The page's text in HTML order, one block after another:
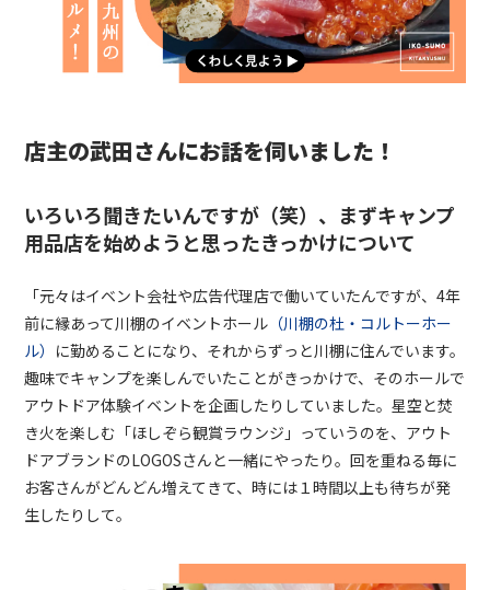
店主の武田さんにお話を伺いました！
いろいろ聞きたいんですが（笑）、まずキャンプ
用品店を始めようと思ったきっかけについて
「元々はイベント会社や広告代理店で働いていたんですが、4年
前に縁あって川棚のイベントホール （川棚の杜・コルトーホー
ル） に勤めることになり、それからずっと川棚に住んでいます。
趣味でキャンプを楽しんでいたことがきっかけで、そのホールで
アウトドア体験イベントを企画したりしていました。星空と焚
き火を楽しむ「ほしぞら観賞ラウンジ」っていうのを、アウト
ドアブランドのLOGOSさんと一緒にやったり。回を重ねる毎に
お客さんがどんどん増えてきて、時には１時間以上も待ちが発
生したりして。